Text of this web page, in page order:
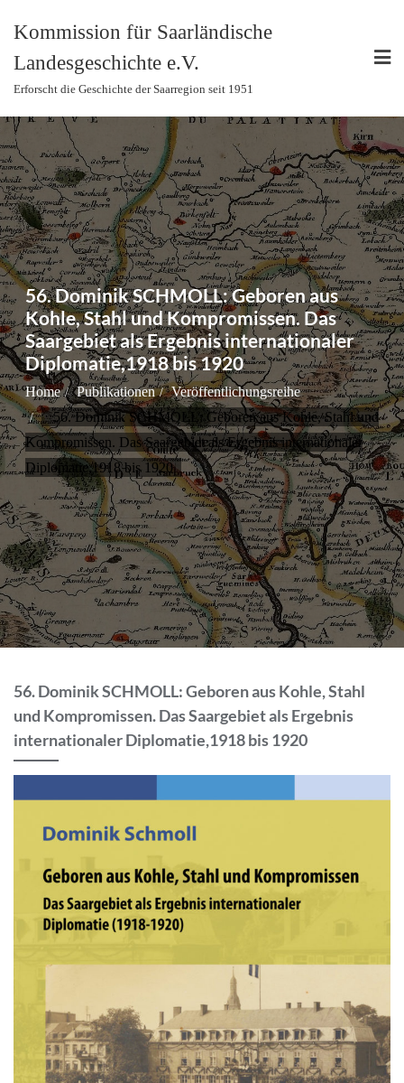
content
Kommission für Saarländische
Landesgeschichte e.V.
Erforscht die Geschichte der Saarregion seit 1951
56. Dominik SCHMOLL: Geboren aus
Kohle, Stahl und Kompromissen. Das
Saargebiet als Ergebnis internationaler
Diplomatie,1918 bis 1920
Home Publikationen
Veröffentlichungsreihe
56. Dominik SCHMOLL: Geboren aus Kohle, Stahl und
Kompromissen. Das Saargebiet als Ergebnis internationaler
Diplomatie,1918 bis 1920
56. Dominik SCHMOLL: Geboren aus Kohle, Stahl
und Kompromissen. Das Saargebiet als Ergebnis
internationaler Diplomatie,1918 bis 1920